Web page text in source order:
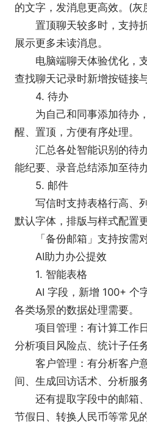
将企业已有的业务系统以
入企业微信，通过丰富的办
3、消息收发通道
调用消息收发接口，企业
也可以接收成员发来的消息
4、客户联系管理
基于与微信的连接, 对客
友圈信息进行开发, 满足企
5、基础应用服务
开放日程、会议等效率工
公应用，通过接口自定义，
6、移动端SDK
借助丰富的JS-SDK，可
客户端的能力，为企业员工
7、第三方应用
根据应用的推荐及搜索，
速查找、添加所需应用，覆
8、服务商接口广场
获取第三方合作伙伴的开
用，丰富应用产品功能，满
9、开发者中心
依托社区提供的问答、互
的开发者们可相互解惑、交
的文字，发消息更高效。(灰
置顶聊天较多时，支持
展示更多未读消息。
电脑端聊天体验优化，支
查找聊天记录时新增按链接
4. 待办
为自己和同事添加待办，
醒、置顶，方便有序处理。
汇总各处智能识别的待办
能纪要、录音总结添加至待办
5. 邮件
写信时支持表格行高、列
默认字体，排版与样式配置
「备份邮箱」支持按需对
AI助力办公提效
1. 智能表格
AI 字段，新增 100+ 个字
各类场景的数据处理需要。
项目管理：有计算工作日
分析项目风险点、统计子任
客户管理：有分析客户
间、生成回访话术、分析服
还有提取字段中的邮箱、
节假日、转换人民币等常见